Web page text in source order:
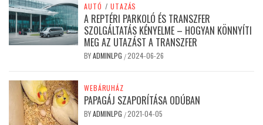
AUTÓ / UTAZÁS
A REPTÉRI PARKOLÓ ÉS TRANSZFER
SZOLGÁLTATÁS KÉNYELME – HOGYAN KÖNNYÍTI
MEG AZ UTAZÁST A TRANSZFER
BYADMINLPG /2024-06-26
WEBÁRUHÁZ
PAPAGÁJ SZAPORÍTÁSA ODÚBAN
BYADMINLPG /2021-04-05